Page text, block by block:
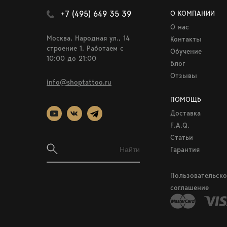
+7 (495) 649 35 39
Москва, Народная ул., 14
строение 1. Работаем c
10:00 до 21:00
info@shoptattoo.ru
О КОМПАНИИ
О нас
Контакты
Обучение
Блог
Отзывы
ПОМОЩЬ
Доставка
F.A.Q.
Статьи
Гарантия
соглашение